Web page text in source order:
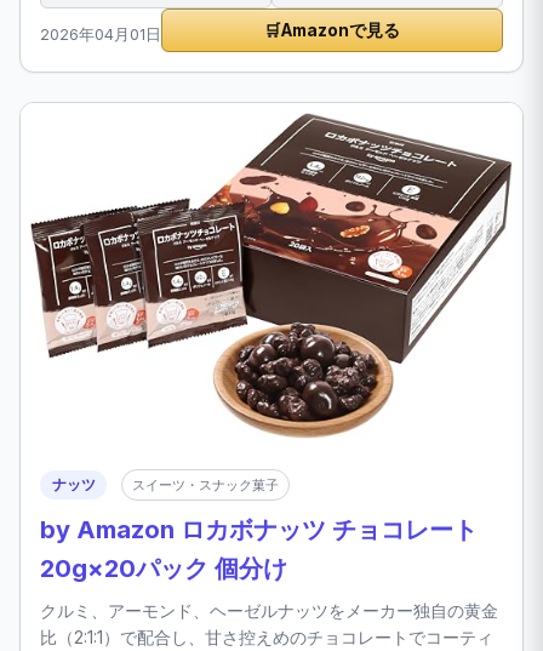
2026年04月01日 🛒Amazonで見る
ナッツ スイーツ・スナック菓子
by Amazon ロカボナッツ チョコレート
20g×20パック 個分け
クルミ、アーモンド、ヘーゼルナッツをメーカー独自の黄金
比（2:1:1）で配合し、甘さ控えめのチョコレートでコーティ